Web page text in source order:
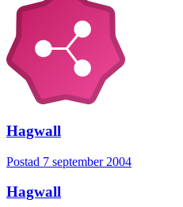
Hagwall
Postad 7 september 2004
Hagwall